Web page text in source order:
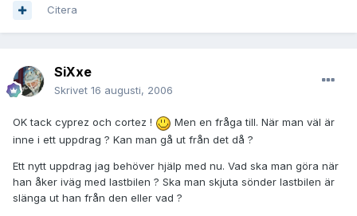
Citera
SiXxe
Skrivet 16 augusti, 2006
OK tack cyprez och cortez !
Men en fråga till. När man väl är
inne i ett uppdrag ? Kan man gå ut från det då ?
Ett nytt uppdrag jag behöver hjälp med nu. Vad ska man göra när
han åker iväg med lastbilen ? Ska man skjuta sönder lastbilen är
slänga ut han från den eller vad ?